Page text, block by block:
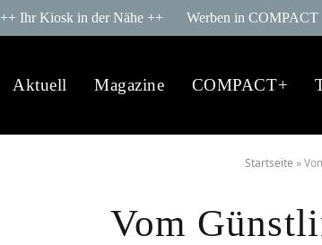
++ Ihr Kiosk in der Nähe ++ Werben in COMPACT
Aktuell Magazine COMPACT+
Startseite »
Vom